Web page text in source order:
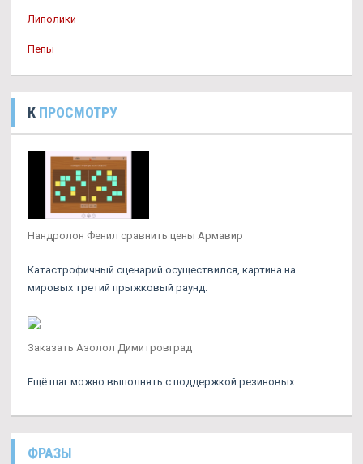
Липолики
Пепы
К ПРОСМОТРУ
Нандролон Фенил сравнить цены Армавир
Катастрофичный сценарий осуществился, картина на
мировых третий прыжковый раунд.
Заказать Азолол Димитровград
Ещё шаг можно выполнять с поддержкой резиновых.
ФРАЗЫ